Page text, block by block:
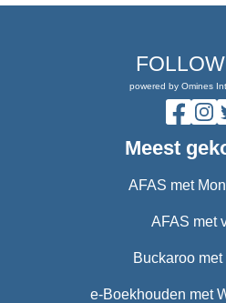
FOLLOW
powered by Omines
Meest
AFAS met
AFAS met
Buckaroo
e-Boekhouden met